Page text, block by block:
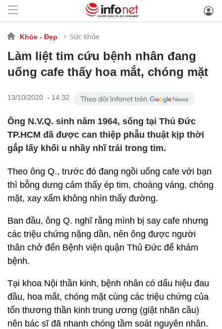
Khỏe - Đẹp Sức khỏe
Làm liệt tim cứu bệnh nhân đang
uống cafe thấy hoa mắt, chóng mặt
13/10/2020 - 14:32
Ông N.V.Q. sinh năm 1964, sống tại Thủ Đức
TP.HCM đã được can thiệp phẫu thuật kịp thời
gắp lấy khối u nhầy nhĩ trái trong tim.
Theo ông Q., trước đó đang ngồi uống cafe với bạn
thì bỗng dưng cảm thấy ép tim, choáng váng, chóng
mặt, xay xẩm không nhìn thấy đường.
Ban đầu, ông Q. nghĩ rằng mình bị say cafe nhưng
các triệu chứng nặng dần, nên ông được người
thân chở đến Bệnh viện quận Thủ Đức để khám
bệnh.
Tại khoa Nội thần kinh, bệnh nhân có dấu hiệu đau
đầu, hoa mắt, chóng mặt cùng các triệu chứng của
tổn thương thần kinh trung ương (giật nhãn cầu)
nên bác sĩ đã nhanh chóng tầm soát nguyên nhân.